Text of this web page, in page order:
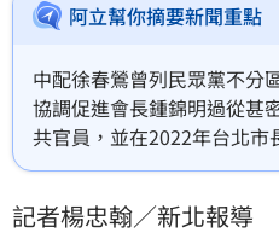
阿立幫你摘要新聞重點
中配徐春鶯曾列民眾黨不分
協調促進會長鍾錦明過從甚
共官員，並在2022年台北
分別替民眾黨立委黃珊珊、
罪，對徐春鸞具體求刑21年
記者楊忠翰／新北報導